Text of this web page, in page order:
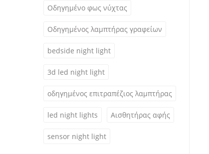
Οδηγημένο φως νύχτας
Οδηγημένος λαμπτήρας γραφείων
bedside night light
3d led night light
οδηγημένος επιτραπέζιος λαμπτήρας
led night lights Αισθητήρας αφής
sensor night light